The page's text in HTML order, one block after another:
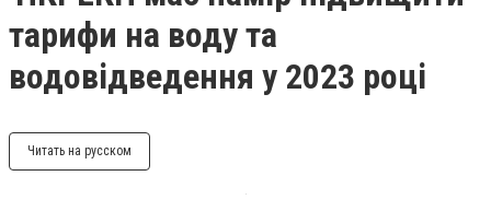
тарифи на воду та
водовідведення у 2023 році
Читать на русском